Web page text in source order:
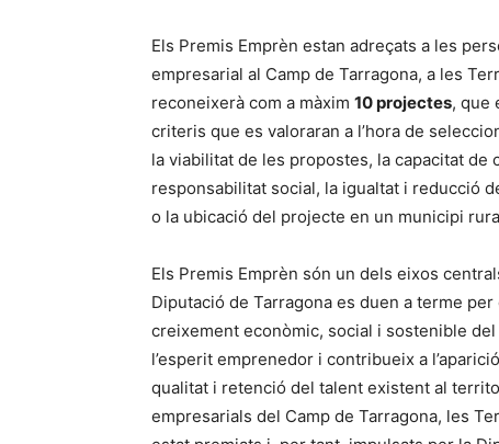
Els Premis Emprèn estan adreçats a les
empresarial al Camp de Tarragona, a les
reconeixerà com a màxim 10 projectes, que
criteris que es valoraran a l’hora de
la viabilitat de les propostes, la capacitat de
responsabilitat social, la igualtat i reducció
o la ubicació del projecte en un municipi
Els Premis Emprèn són un dels eixos
Diputació de Tarragona es duen a terme
creixement econòmic, social i sostenible
l’esperit emprenedor i contribueix a
qualitat i retenció del talent existent al
empresarials del Camp de Tarragona, les